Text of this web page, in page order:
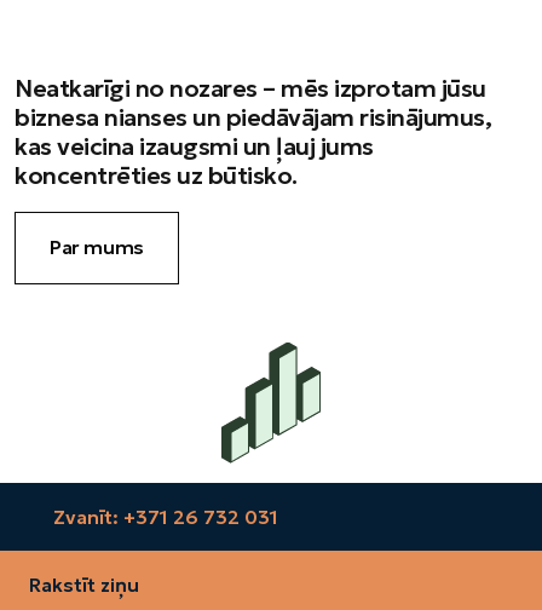
Neatkarīgi no nozares – mēs izprotam jūsu
biznesa nianses un piedāvājam risinājumus,
kas veicina izaugsmi un ļauj jums
koncentrēties uz būtisko.
Par mums
Zvanīt: +371 26 732 031
Rakstīt ziņu